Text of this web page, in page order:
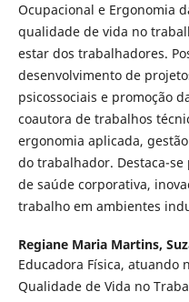
Ocupacional e Ergonomia
qualidade de vida no
estar dos trabalhadores.
desenvolvimento de
psicossociais e promoção
coautora de trabalhos
ergonomia aplicada,
do trabalhador. Destaca-
de saúde corporativa,
trabalho em ambientes
Regiane Maria Martins,
Educadora Física, atuando
Qualidade de Vida no